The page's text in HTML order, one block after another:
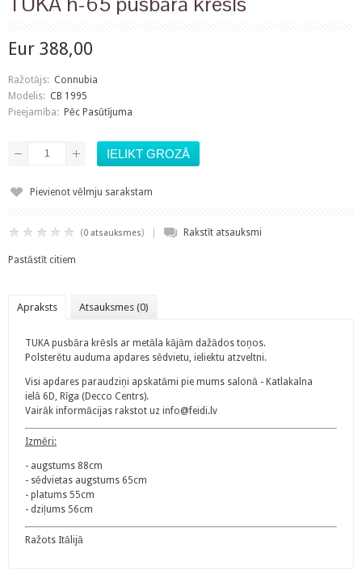
Eur 388,00
Ražotājs: Connubia
Modelis: CB 1995
Pieejamība: Pēc Pasūtījuma
Pievienot vēlmju sarakstam
(0 atsauksmes) Rakstīt atsauksmi
Pastāstīt citiem
Apraksts Atsauksmes (0)
TUKA pusbāra krēsls ar metāla kājām dažādos toņos.
Polsterētu auduma apdares sēdvietu, ieliektu atzveltni.
Visi apdares paraudziņi apskatāmi pie mums salonā - Katlakalna
ielā 6D, Rīga (Decco Centrs).
Vairāk informācijas rakstot uz info@feidi.lv
Izmēri:
- augstums 88cm
- sēdvietas augstums 65cm
- platums 55cm
- dziļums 56cm
Ražots Itālijā